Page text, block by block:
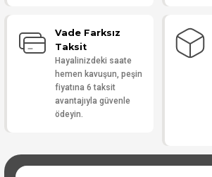
Vade Farksız
Taksit
Hayalinizdeki saate
hemen kavuşun, peşin
fiyatına 6 taksit
avantajıyla güvenle
ödeyin.